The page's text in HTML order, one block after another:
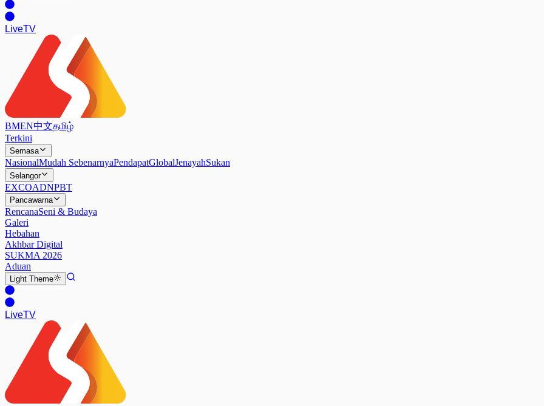
LiveTV
BMEN中文தமிழ்
Terkini
Semasa
NasionalMudah SebenarnyaPendapatGlobalJenayahSukan
Selangor
EXCOADNPBT
Pancawarna
RencanaSeni & Budaya
Galeri
Hebahan
Akhbar Digital
SUKMA 2026
Aduan
Light Theme
LiveTV